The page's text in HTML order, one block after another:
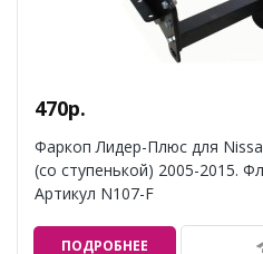
470р.
Фаркоп Лидер-Плюс для
(со ступенькой) 2005-2015.
Артикул N107-F
ПОДРОБНЕЕ